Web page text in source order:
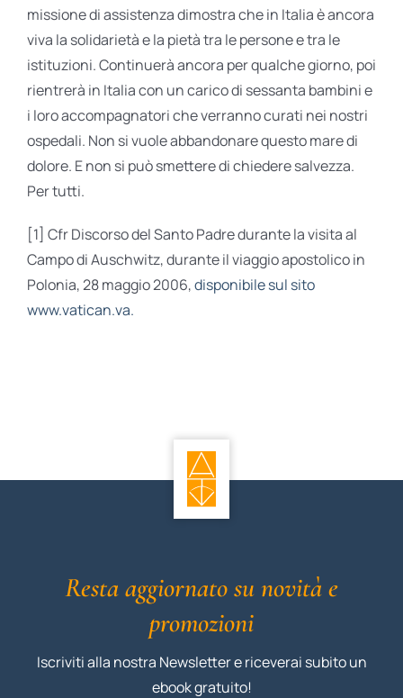
missione di assistenza dimostra che in Italia è ancora
viva la solidarietà e la pietà tra le persone e tra le
istituzioni. Continuerà ancora per qualche giorno, poi
rientrerà in Italia con un carico di sessanta bambini e
i loro accompagnatori che verranno curati nei nostri
ospedali. Non si vuole abbandonare questo mare di
dolore. E non si può smettere di chiedere salvezza.
Per tutti.
[1] Cfr Discorso del Santo Padre durante la visita al
Campo di Auschwitz, durante il viaggio apostolico in
Polonia, 28 maggio 2006,disponibile sul sito
www.vatican.va.
Resta aggiornato su novità e
promozioni
Iscriviti alla nostra Newsletter e riceverai subito un
ebook gratuito!